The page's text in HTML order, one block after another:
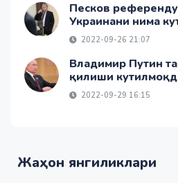
Песков
Украинани нима
2022-09-26 21:07
Владимир Путин
қилиши
2022-09-29 16:15
Жаҳон янгиликлари